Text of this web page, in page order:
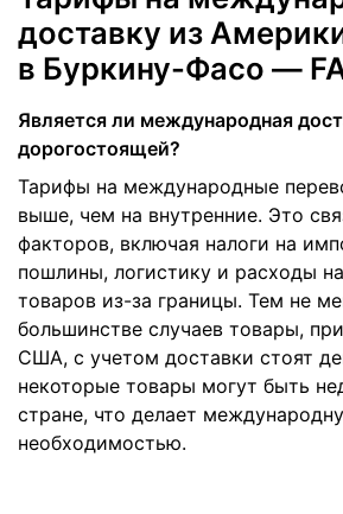
доставку из
в Буркину-Фасо —
Является ли международная
дорогостоящей?
Тарифы на международные
выше, чем на внутренние. Это
факторов, включая налоги на
пошлины, логистику и расходы
товаров из-за границы. Тем не
большинстве случаев товары,
США, с учетом доставки стоят
некоторые товары могут быть
стране, что делает
необходимостью.